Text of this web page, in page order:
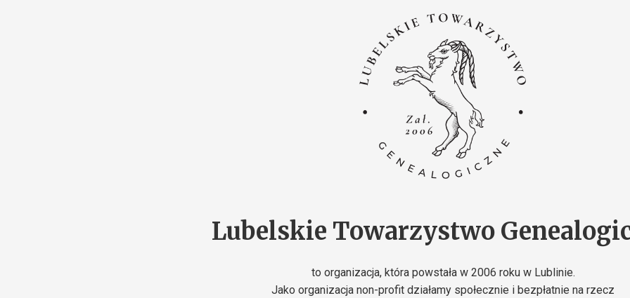
Lubelskie Towarzystwo
to organizacja, która powstała w 2006 roku w Lublinie.
Jako organizacja non-profit działamy społecznie i bezpłatnie na rzecz